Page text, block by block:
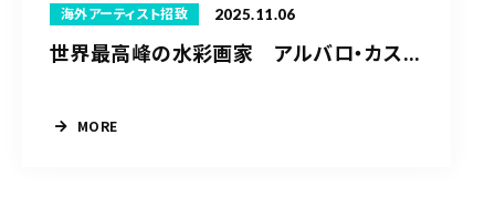
海外アーティスト招致 2025.11.06
世界最高峰の水彩画家 アルバロ・カス...
MORE